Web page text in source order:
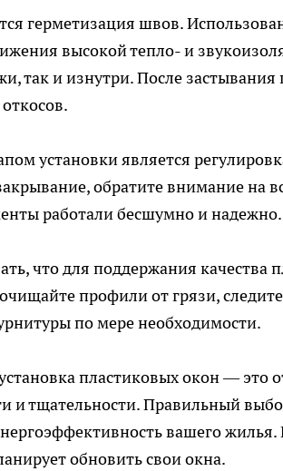
герметизация швов.
высокой тепло- и
так и изнутри. После
установки является
обратите внимание на
работали бесшумно и надежно.
что для поддержания качества
профили от грязи,
по мере необходимости.
пластиковых окон — это
и тщательности. Правильный
вашего жилья.
обновить свои окна.